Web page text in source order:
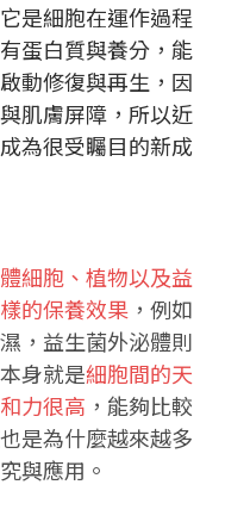
是細胞在運作過程
蛋白質與養分，能
動修復與再生，因
肌膚屏障，所以近
為很受矚目的新成
細胞、植物以及益
的保養效果 ，例如
，益生菌外泌體則
身就是細胞間的天
力很高 ，能夠比較
是為什麼越來越多
與應用。